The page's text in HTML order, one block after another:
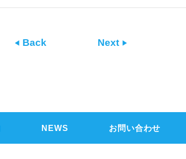
Back Next
NEWS お問い合わせ